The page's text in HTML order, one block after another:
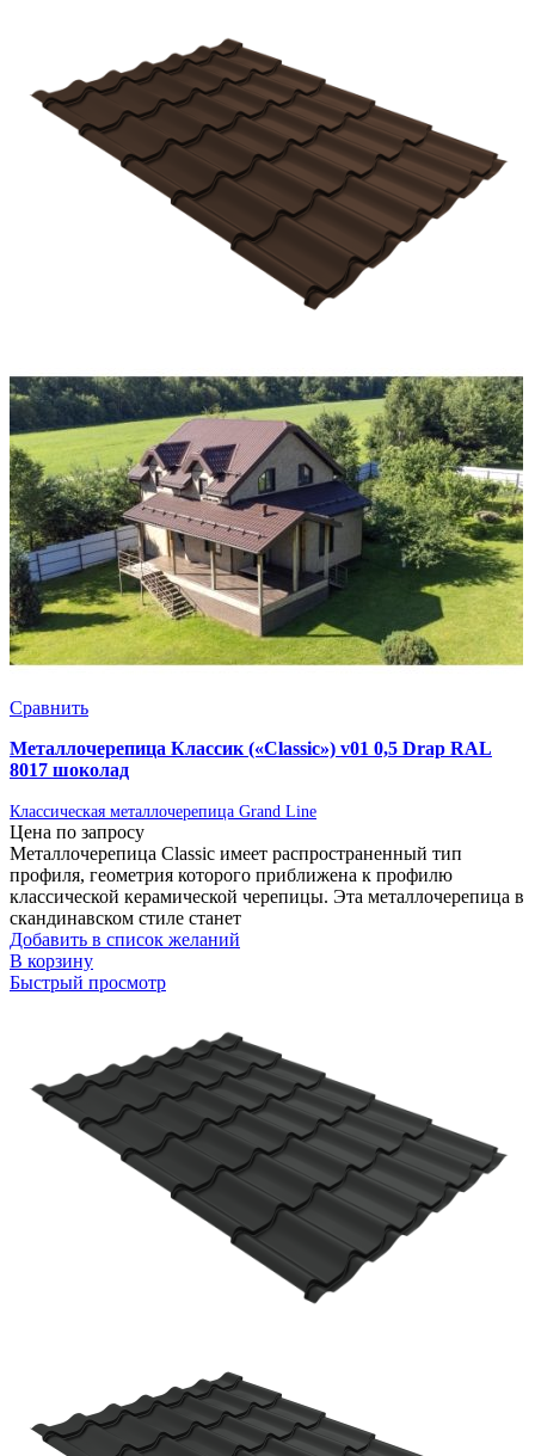
Сравнить
Металлочерепица Классик («Classic») v01 0,5 Drap RAL
8017 шоколад
Классическая металлочерепица Grand Line
Цена по запросу
Металлочерепица Classic имеет распространенный тип
профиля, геометрия которого приближена к профилю
классической керамической черепицы. Эта металлочерепица в
скандинавском стиле станет
Добавить в список желаний
В корзину
Быстрый просмотр